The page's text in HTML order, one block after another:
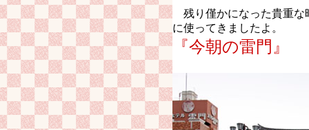
残り僅かになった貴重な
に使ってきましたよ。
『今朝の雷門』